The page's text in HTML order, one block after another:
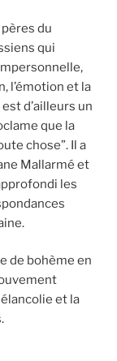
du
qui
l’émotion et la
d’ailleurs un
que la
chose”. Il a
Mallarmé et
les
de bohème en
et la